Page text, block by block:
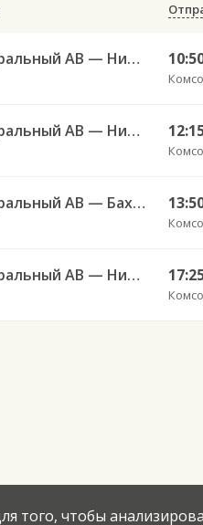
Чебоксары Центральный АВ — Нижние Бюртли-Шигали д. 601
Чебоксары Центральный АВ — Нижнее Атыково д. 735
Чебоксары Центральный АВ — Бахтигильдино д. 671
Чебоксары Центральный АВ — Нижние Бюртли-Шигали д. ч/з Комсомольское с. ДКП 601
того, чтобы